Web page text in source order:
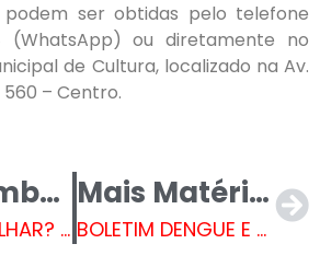
podem ser obtidas pelo telefone
(WhatsApp) ou diretamente no
de Cultura, localizado na Av.
560 – Centro.
Veja Também
QUER TRABALHAR? Tem 296 vagas de emprego na Casa do Trabalhador em Três Lagoas
Mais Matérias
BOLETIM DENGUE E LEISHMANIOSE – 18 de fevereiro de 2025// BOLETIM COVID-19 – 18 de fevereiro de 2025